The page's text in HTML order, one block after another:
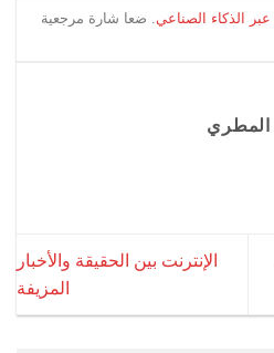
عبر الذكاء الصناعي . ضعا شارة مرجعية
الإنترنت بين الحقيقة والأخبار
المزيفة